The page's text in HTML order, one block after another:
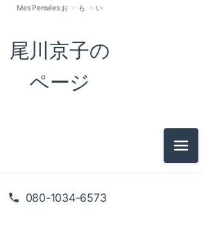
080-1034-6573
尾川京子の
ページ
Mes Pensées お ・ も ・ い
メニュ